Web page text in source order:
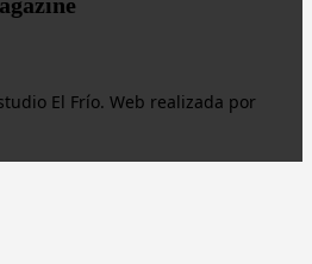
El Frío. Web realizada por